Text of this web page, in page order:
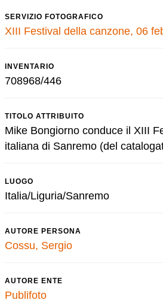
SERVIZIO FOTOGRAFICO
XIII Festival della canzone, 06
INVENTARIO
708968/446
TITOLO ATTRIBUITO
Mike Bongiorno conduce il XIII
italiana di Sanremo (del
LUOGO
Italia/Liguria/Sanremo
AUTORE PERSONA
Cossu, Sergio
AUTORE ENTE
Publifoto